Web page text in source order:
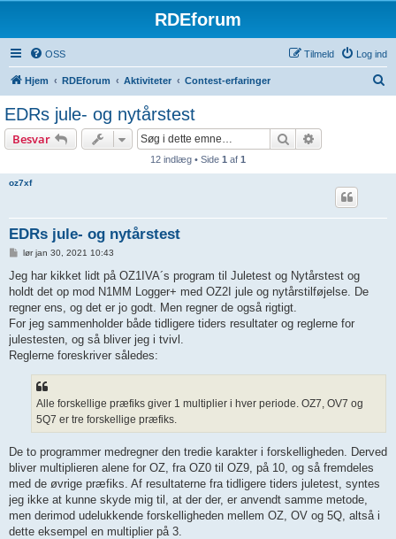
RDEforum
OSS Log ind
Tilmeld
Hjem RDEforum Aktiviteter Contest-erfaringer
EDRs jule- og nytårstest
Besvar Søg
12 indlæg • Side 1 af 1
oz7xf
EDRs jule- og nytårstest
d
æ
g
lør jan 30, 2021 10:43
Jeg har kikket lidt på OZ1IVA´s program til Juletest og Nytårstest og
holdt det op mod N1MM Logger+ med OZ2I jule og nytårstilføjelse. De
regner ens, og det er jo godt. Men regner de også rigtigt.
For jeg sammenholder både tidligere tiders resultater og reglerne for
julestesten, og så bliver jeg i tvivl.
Reglerne foreskriver således:
Alle forskellige præfiks giver 1 multiplier i hver periode. OZ7, OV7 og
5Q7 er tre forskellige præfiks.
De to programmer medregner den tredie karakter i forskelligheden. Derved
bliver multiplieren alene for OZ, fra OZ0 til OZ9, på 10, og så fremdeles
med de øvrige præfiks. Af resultaterne fra tidligere tiders juletest, syntes
jeg ikke at kunne skyde mig til, at der der, er anvendt samme metode,
men derimod udelukkende forskelligheden mellem OZ, OV og 5Q, altså i
dette eksempel en multiplier på 3.